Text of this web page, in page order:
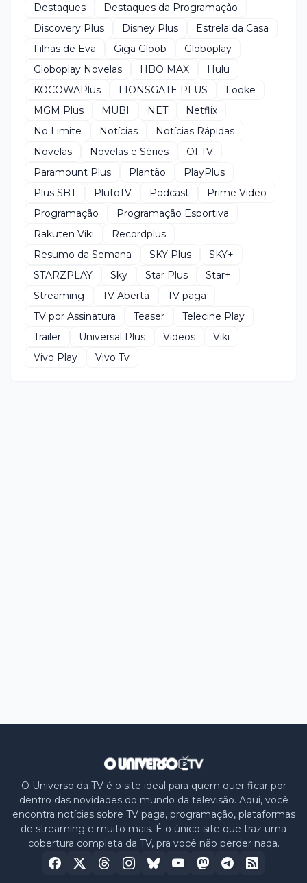
Destaques
Destaques da Programação
Discovery Plus
Disney Plus
Estrela da Casa
Filhas de Eva
Giga Gloob
Globoplay
Globoplay Novelas
HBO MAX
Hulu
KOCOWAPlus
LIONSGATE PLUS
Looke
MGM Plus
MUBI NET
Netflix
No Limite
Notícias
Notícias Rápidas
Novelas
Novelas e Séries
OI TV
Paramount Plus
Plantão
PlayPlus
Plus SBT
PlutoTV Podcast
Prime Video
Programação
Programação Esportiva
Rakuten Viki
Recordplus
Resumo da Semana
SKY Plus
SKY+
STARZPLAY
Sky Star Plus
Star+
Streaming
TV Aberta
TV paga
TV por Assinatura
Teaser
Telecine Play
Trailer
Universal Plus Videos
Viki
Vivo Play
Vivo Tv
O Universo da TV é o site ideal para quem quer ficar por
dentro das novidades do mundo da televisão. Aqui, você
encontra notícias sobre TV paga, programação, plataformas
de streaming e muito mais. É o único site que traz uma
cobertura completa da TV, pra você não perder nada.